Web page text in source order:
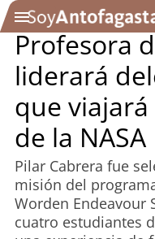
Podcast
Actualidad
Entretención
Profesora
liderará
que viajará
de la NASA
Pilar Cabrera fue
misión del
Worden Endeavour
cuatro estudiantes